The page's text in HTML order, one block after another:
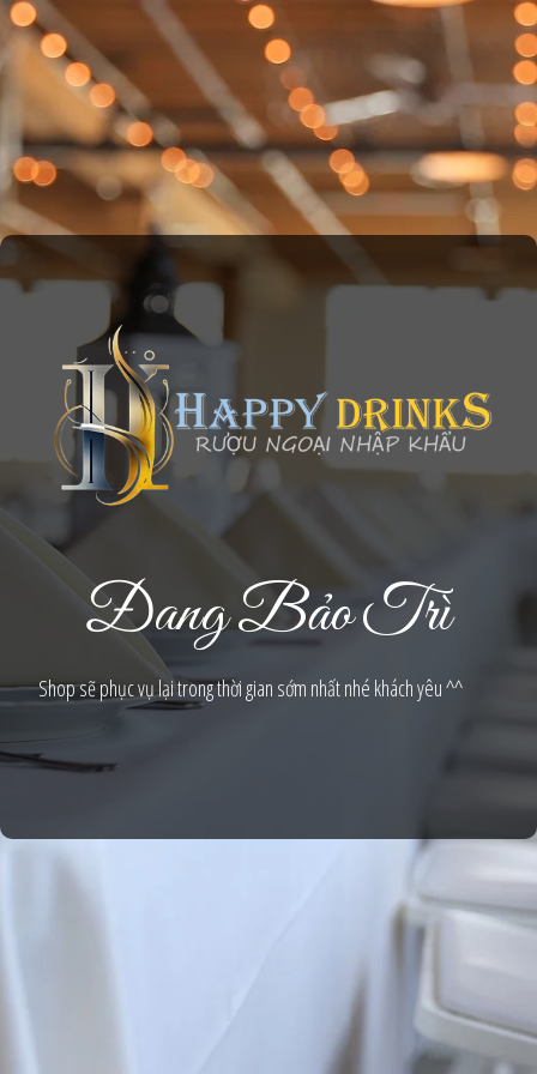
Đang Bảo Trì
Shop sẽ phục vụ lại trong thời gian sớm nhất nhé khách yêu ^^